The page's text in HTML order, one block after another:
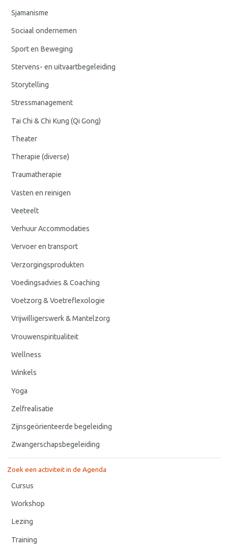
Sjamanisme
Sociaal ondernemen
Sport en Beweging
Stervens- en uitvaartbegeleiding
Storytelling
Stressmanagement
Tai Chi & Chi Kung (Qi Gong)
Theater
Therapie (diverse)
Traumatherapie
Vasten en reinigen
Veeteelt
Verhuur Accommodaties
Vervoer en transport
Verzorgingsprodukten
Voedingsadvies & Coaching
Voetzorg & Voetreflexologie
Vrijwilligerswerk & Mantelzorg
Vrouwenspiritualiteit
Wellness
Winkels
Yoga
Zelfrealisatie
Zijnsgeörienteerde begeleiding
Zwangerschapsbegeleiding
Zoek een activiteit in de Agenda
Cursus
Workshop
Lezing
Training